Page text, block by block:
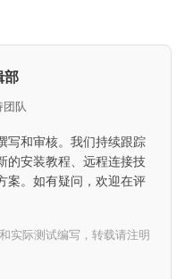
部
团队
写和审核。我们持续跟踪
的安装教程、远程连接技
案。如有疑问，欢迎在评
实际测试编写，转载请注明